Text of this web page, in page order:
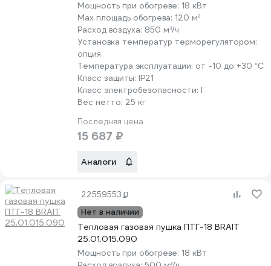
Мощность при обогреве: 18 кВт
Max площадь обогрева: 120 м²
Расход воздуха: 850 м³/ч
Установка температур терморегулятором:
опция
Температура эксплуатации: от -10 до +30 °С
Класс защиты: IP21
Класс электробезопасности: I
Вес нетто: 25 кг
Последняя цена
15 687 ₽
Аналоги
22559553
Нет в наличии
Тепловая газовая пушка ПТГ-18 BRAIT
25.01.015.090
Мощность при обогреве: 18 кВт